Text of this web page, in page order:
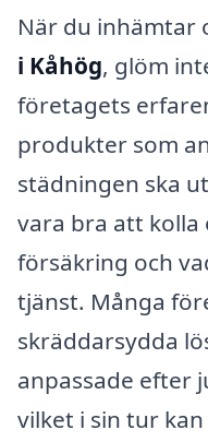
När du inhämtar
i Kåhög, glöm
företagets
produkter som
städningen ska
vara bra att
försäkring och
tjänst. Många
skräddarsydda
anpassade efter
vilket i sin tur